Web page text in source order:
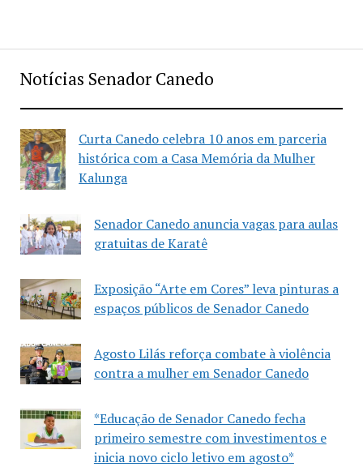
Notícias Senador Canedo
Curta Canedo celebra 10 anos em parceria
histórica com a Casa Memória da Mulher
Kalunga
Senador Canedo anuncia vagas para aulas
gratuitas de Karatê
Exposição “Arte em Cores” leva pinturas a
espaços públicos de Senador Canedo
Agosto Lilás reforça combate à violência
contra a mulher em Senador Canedo
*Educação de Senador Canedo fecha
primeiro semestre com investimentos e
inicia novo ciclo letivo em agosto*